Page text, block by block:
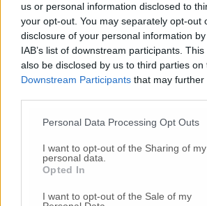
us or personal information disclosed to
your opt-out. You may separately opt-out
disclosure of your personal information
IAB’s list of downstream participants.
also be disclosed by us to third parties on
Downstream Participants that may
Personal Data Processing Opt Outs
I want to opt-out of the Sharing of my
personal data.
Opted In
I want to opt-out of the Sale of my
Vai alla home
Commenti
Nessun commento presente